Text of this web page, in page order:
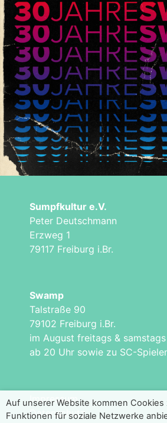
Sumpfkultur e.V.
Peter Deutschmann
Erzweg 1
79117 Freiburg i.Br.
Swamp
Talstraße 90
79102 Freiburg i.Br.
im August freitags & samstags
ab 20 Uhr sowie zu SC-
Impressum
Datenschutz
Auf unserer Website kommen Cookies
Funktionen für soziale Netzwerke